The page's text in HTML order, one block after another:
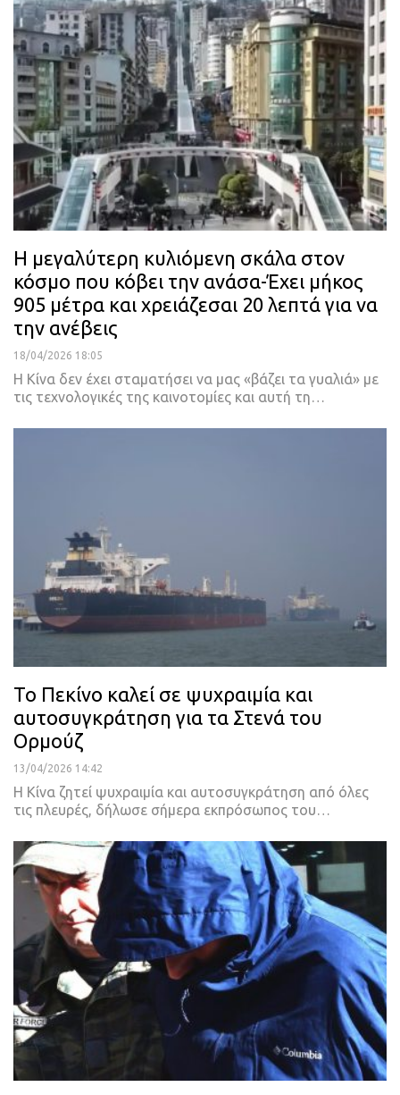
Η μεγαλύτερη κυλιόμενη σκάλα στον
κόσμο που κόβει την ανάσα-Έχει μήκος
905 μέτρα και χρειάζεσαι 20 λεπτά για να
την ανέβεις
18/04/2026 18:05
Η Κίνα δεν έχει σταματήσει να μας «βάζει τα γυαλιά» με
τις τεχνολογικές της καινοτομίες και αυτή τη…
Το Πεκίνο καλεί σε ψυχραιμία και
αυτοσυγκράτηση για τα Στενά του
Ορμούζ
13/04/2026 14:42
Η Κίνα ζητεί ψυχραιμία και αυτοσυγκράτηση από όλες
τις πλευρές, δήλωσε σήμερα εκπρόσωπος του…